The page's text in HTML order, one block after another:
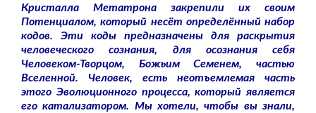
Кристалла Метатрона закрепили их своим
Потенциалом, который несёт определённый набор
кодов. Эти коды предназначены для раскрытия
человеческого сознания, для осознания себя
Человеком-Творцом, Божьим Семенем, частью
Вселенной. Человек, есть неотъемлемая часть
этого Эволюционного процесса, который является
его катализатором. Мы хотели, чтобы вы знали,